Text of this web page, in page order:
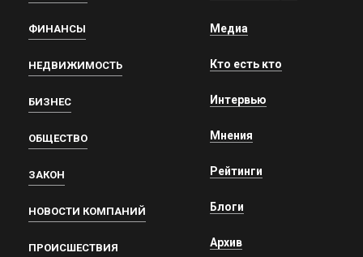
ФИНАНСЫ
НЕДВИЖИМОСТЬ
БИЗНЕС
ОБЩЕСТВО
ЗАКОН
НОВОСТИ КОМПАНИЙ
ПРОИСШЕСТВИЯ
Медиа
Кто есть кто
Интервью
Мнения
Рейтинги
Блоги
Архив